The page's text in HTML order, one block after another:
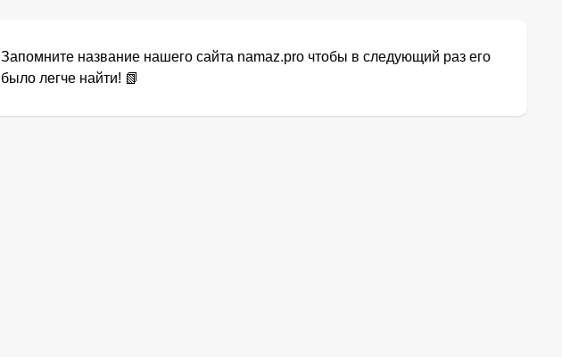
Запомните название нашего сайта namaz.pro чтобы в следующий раз его
было легче найти! 📗